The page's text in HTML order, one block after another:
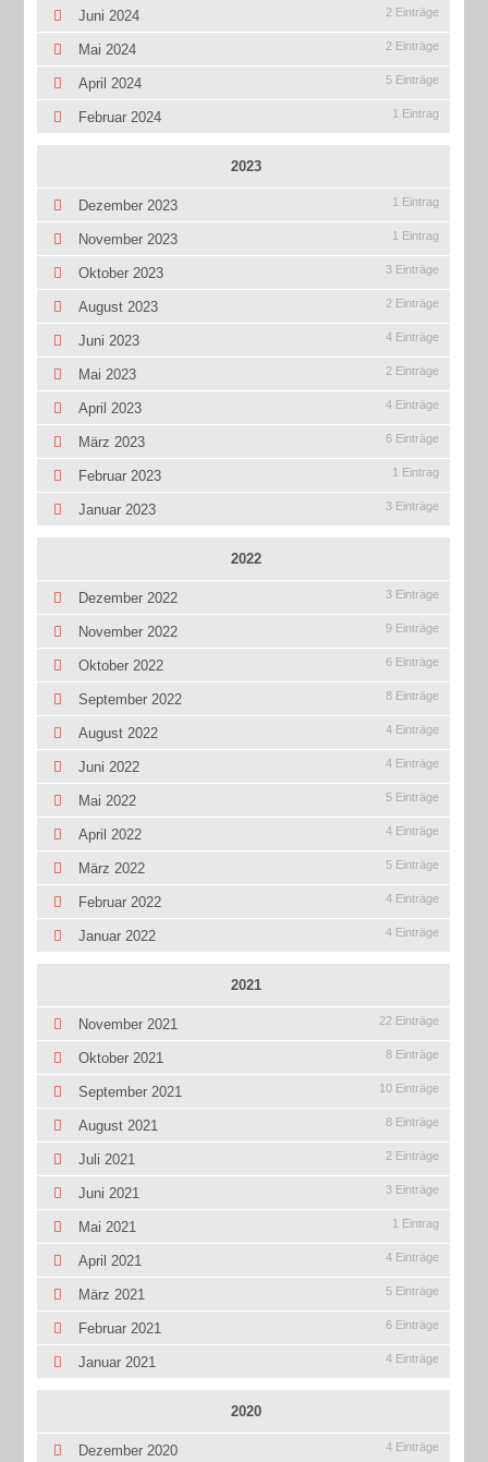
Juni 2024 2 Einträge
Mai 2024 2 Einträge
April 2024 5 Einträge
Februar 2024 1 Eintrag
2023
Dezember 2023 1 Eintrag
November 2023 1 Eintrag
Oktober 2023 3 Einträge
August 2023 2 Einträge
Juni 2023 4 Einträge
Mai 2023 2 Einträge
April 2023 4 Einträge
März 2023 6 Einträge
Februar 2023 1 Eintrag
Januar 2023 3 Einträge
2022
Dezember 2022 3 Einträge
November 2022 9 Einträge
Oktober 2022 6 Einträge
September 2022 8 Einträge
August 2022 4 Einträge
Juni 2022 4 Einträge
Mai 2022 5 Einträge
April 2022 4 Einträge
März 2022 5 Einträge
Februar 2022 4 Einträge
Januar 2022 4 Einträge
2021
November 2021 22 Einträge
Oktober 2021 8 Einträge
September 2021 10 Einträge
August 2021 8 Einträge
Juli 2021 2 Einträge
Juni 2021 3 Einträge
Mai 2021 1 Eintrag
April 2021 4 Einträge
März 2021 5 Einträge
Februar 2021 6 Einträge
Januar 2021 4 Einträge
2020
Dezember 2020 4 Einträge